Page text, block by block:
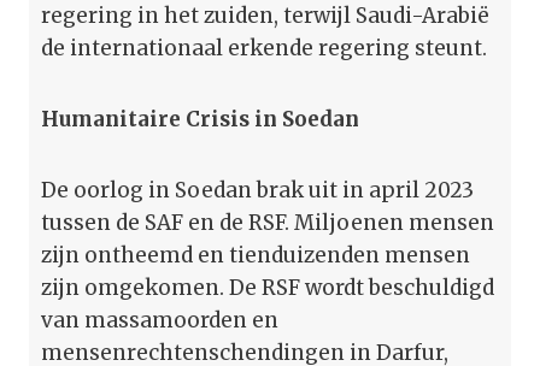
regering in het zuiden, terwijl Saudi-Arabië
de internationaal erkende regering steunt.
Humanitaire Crisis in Soedan
De oorlog in Soedan brak uit in april 2023
tussen de SAF en de RSF. Miljoenen mensen
zijn ontheemd en tienduizenden mensen
zijn omgekomen. De RSF wordt beschuldigd
van massamoorden en
mensenrechtenschendingen in Darfur,